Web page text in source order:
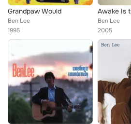
Grandpaw Would
Ben Lee
1995
Awake Is
Ben Lee
2005